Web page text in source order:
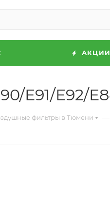
АКЦИИ
E91/E92/
фильтры в Тюмени —